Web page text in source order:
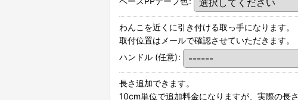
わんこを近くに引き付ける取っ手になります。
取付位置はメールで確認させていただきます。
ハンドル (任意):
長さ追加できます。
10cm単位で追加料金になりますが、実際の長